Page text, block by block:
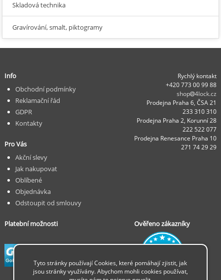
Skladová technika
Gravírování, smalt, piktogramy
Rychlý kontakt
+420 773 00 99 88
shop
4lock.cz
Prodejna Praha 6, ČSA 21
233 310 310
Prodejna Praha 2, Korunní 28
222 522 077
Prodejna Renesance Praha 10
271 74 29 29
Info
Obchodní podmínky
Reklamační řád
GDPR
Kontakty
Pro Vás
Akční slevy
Jak nakupovat
Oblíbené
Objednávka
Odstoupit od smlouvy
Platební možnosti Ověřeno zákazníky
Tyto stránky používají Cookies, které pomáhají zjistit, jak
jsou stránky využívány. Abychom mohli cookies používat,